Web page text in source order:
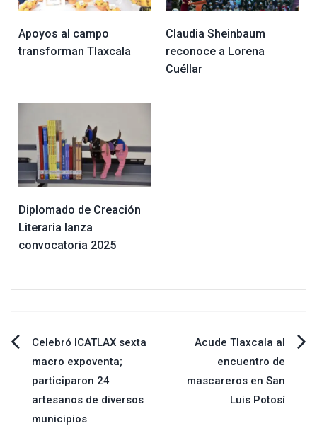
Apoyos al campo
transforman Tlaxcala
Claudia Sheinbaum
reconoce a Lorena
Cuéllar
Diplomado de Creación
Literaria lanza
convocatoria 2025
Navegación
de
entradas
Celebró ICATLAX sexta
macro expoventa;
participaron 24
artesanos de diversos
municipios
Acude Tlaxcala al
encuentro de
mascareros en San
Luis Potosí